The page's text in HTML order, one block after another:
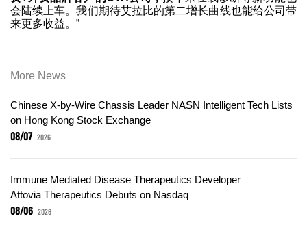
会陆续上车。我们期待艾拉比的第二增长曲线也能给公司带
来更多收益。”
More News
Chinese X-by-Wire Chassis Leader NASN Intelligent Tech Lists
on Hong Kong Stock Exchange
08/07 2026
Immune Mediated Disease Therapeutics Developer
Attovia Therapeutics Debuts on Nasdaq
08/06 2026